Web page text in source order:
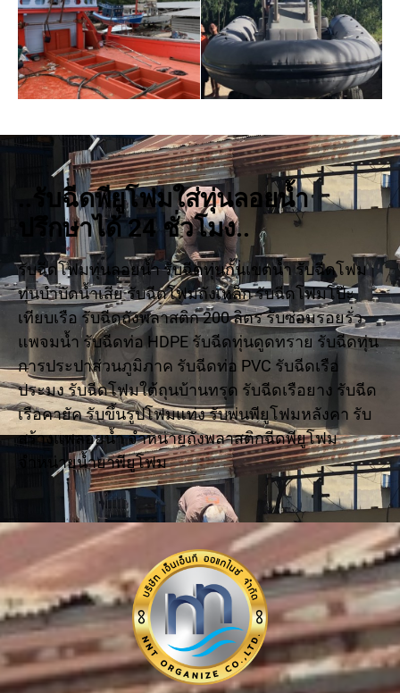
..รับฉีดพียูโฟมใส่ทุ่นลอยน้ำ
ปรึกษาได้ 24 ชั่วโมง..
รับฉีดโฟมทุ่นลอยน้ำ รับฉีดทุ่นกั้นเขตน้ำ รับฉีดโฟม
ทุ่นบำบัดน้ำเสีย รับฉีดโฟมถังเหล็ก รับฉีดโฟมโป๊ะ
เทียบเรือ รับฉีดถังพลาสติก 200 ลิตร รับซ่อมรอยรั่ว
แพจมน้ำ รับฉีดท่อ HDPE รับฉีดทุ่นดูดทราย รับฉีดทุ่น
การประปาส่วนภูมิภาค รับฉีดท่อ PVC รับฉีดเรือ
ประมง รับฉีดโฟมใต้ถุนบ้านทรุด รับฉีดเรือยาง รับฉีด
เรือคายัค รับขึ้นรูปโฟมแท่ง รับพ่นพียูโฟมหลังคา รับ
สร้างแพลอยน้ำ จำหน่ายถังพลาสติกฉีดพียูโฟม
จำหน่ายน้ำยาพียูโฟม